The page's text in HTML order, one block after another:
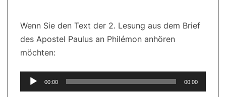
Wenn Sie den Text der 2. Lesung aus dem Brief
des Apostel Paulus an Philémon anhören
möchten:
Audio-
Player
00:00 00:00